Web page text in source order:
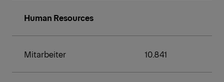
Human Resources
Mitarbeiter 10.841